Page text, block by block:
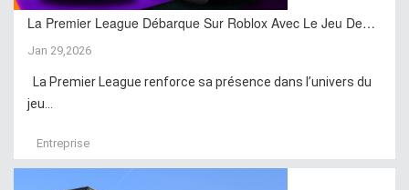
La Premier League Débarque Sur Roblox Avec Le Jeu De…
Jan 29,2026
La Premier League renforce sa présence dans l’univers du
jeu...
Entreprise